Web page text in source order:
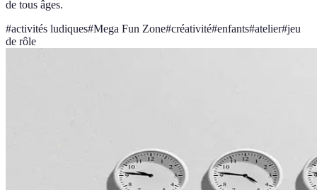
de tous âges.
#activités ludiques#Mega Fun Zone#créativité#enfants#atelier#jeu
de rôle